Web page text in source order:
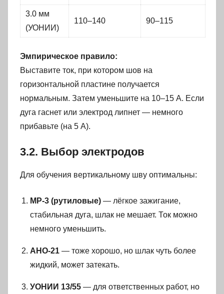
3.0 мм
(УОНИИ)
110–140 90–115
Эмпирическое правило:
Выставите ток, при котором шов на
горизонтальной пластине получается
нормальным. Затем уменьшите на 10–15 А. Если
дуга гаснет или электрод липнет — немного
прибавьте (на 5 А).
3.2. Выбор электродов
Для обучения вертикальному шву оптимальны:
МР-3 (рутиловые) — лёгкое зажигание,
стабильная дуга, шлак не мешает. Ток можно
немного уменьшить.
АНО-21 — тоже хорошо, но шлак чуть более
жидкий, может затекать.
УОНИИ 13/55 — для ответственных работ, но